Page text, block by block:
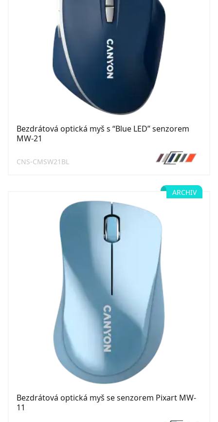
Bezdrátová optická myš s “Blue LED” senzorem
MW-21
CNS-CMSW21BL
ARCHIV
Bezdrátová optická myš se senzorem Pixart MW-
11